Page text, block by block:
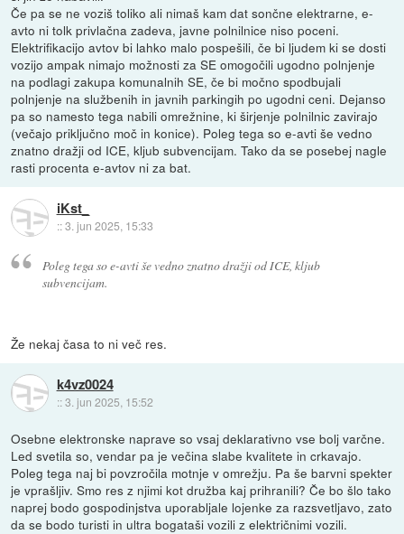
Če pa se ne voziš toliko ali nimaš kam dat sončne elektrarne, e-
avto ni tolk privlačna zadeva, javne polnilnice niso poceni.
Elektrifikacijo avtov bi lahko malo pospešili, če bi ljudem ki se dosti
vozijo ampak nimajo možnosti za SE omogočili ugodno polnjenje
na podlagi zakupa komunalnih SE, če bi močno spodbujali
polnjenje na službenih in javnih parkingih po ugodni ceni. Dejanso
pa so namesto tega nabili omrežnine, ki širjenje polnilnic zavirajo
(večajo priključno moč in konice). Poleg tega so e-avti še vedno
znatno dražji od ICE, kljub subvencijam. Tako da se posebej nagle
rasti procenta e-avtov ni za bat.
iKst_
::3. jun 2025, 15:33
Poleg tega so e-avti še vedno znatno dražji od ICE, kljub
subvencijam.
Že nekaj časa to ni več res.
k4vz0024
::3. jun 2025, 15:52
Osebne elektronske naprave so vsaj deklarativno vse bolj varčne.
Led svetila so, vendar pa je večina slabe kvalitete in crkavajo.
Poleg tega naj bi povzročila motnje v omrežju. Pa še barvni spekter
je vprašljiv. Smo res z njimi kot družba kaj prihranili? Če bo šlo tako
naprej bodo gospodinjstva uporabljale lojenke za razsvetljavo, zato
da se bodo turisti in ultra bogataši vozili z električnimi vozili.